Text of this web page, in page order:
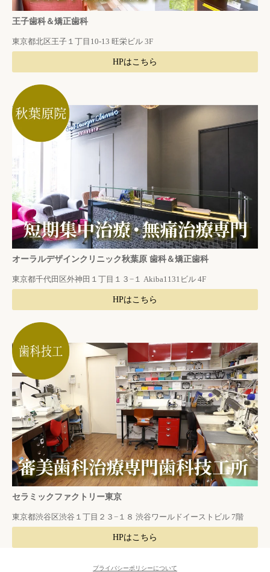
王子歯科＆矯正歯科
東京都北区王子１丁目10-13 旺栄ビル 3F
HPはこちら
オーラルデザインクリニック秋葉原 歯科＆矯正歯科
東京都千代田区外神田１丁目１３−１ Akiba1131ビル 4F
HPはこちら
セラミックファクトリー東京
東京都渋谷区渋谷１丁目２３−１８ 渋谷ワールドイーストビル 7階
HPはこちら
プライバシーポリシーについて